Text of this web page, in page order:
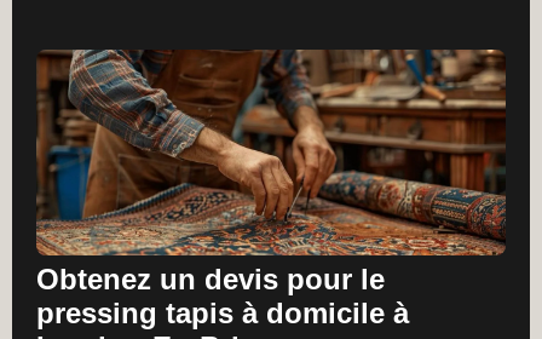
Obtenez un devis pour le
pressing tapis à domicile à